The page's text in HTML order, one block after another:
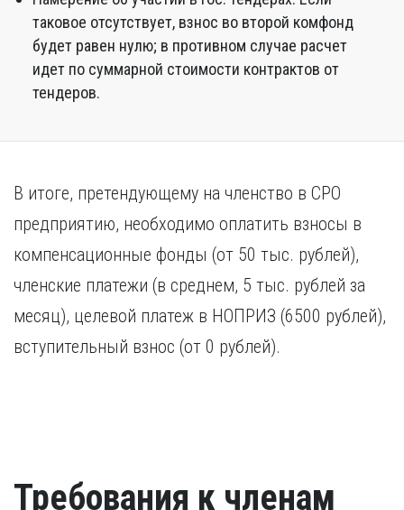
таковое отсутствует, взнос во второй комфонд
будет равен нулю; в противном случае расчет
идет по суммарной стоимости контрактов от
тендеров.
В итоге, претендующему на членство в СРО
предприятию, необходимо оплатить взносы в
компенсационные фонды (от 50 тыс. рублей),
членские платежи (в среднем, 5 тыс. рублей за
месяц), целевой платеж в НОПРИЗ (6500 рублей),
вступительный взнос (от 0 рублей).
Требования к членам